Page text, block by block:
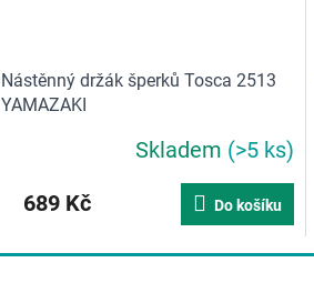
Nástěnný držák šperků Tosca 2513
YAMAZAKI
Skladem (>5 ks)
689 Kč
Do košíku